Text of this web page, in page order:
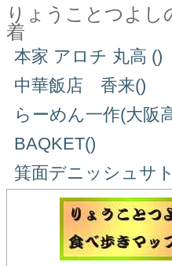
りょうことつよし
着
本家 アロチ 丸高 ()
中華飯店 香来()
らーめん一作(大阪
BAQKET()
箕面デニッシュサ